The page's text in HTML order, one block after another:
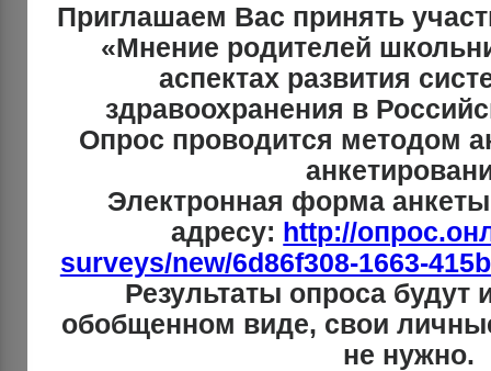
Приглашаем Вас принять
«Мнение родителей
аспектах развития
здравоохранения в
Опрос проводится методом
Электронная форма
адресу: http://
surveys/new/6d86f308-1663-
Результаты опроса будут
обобщенном виде, свои
не нужно.